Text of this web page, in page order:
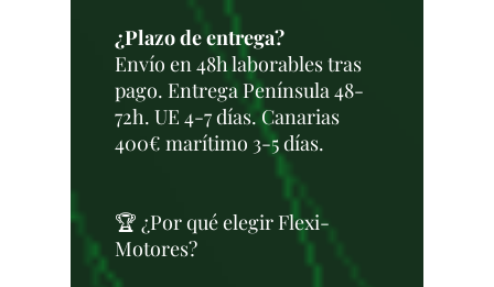
¿Plazo de entrega?
Envío en 48h laborables tras
pago. Entrega Península 48-
72h. UE 4-7 días. Canarias
400€ marítimo 3-5 días.
🏆 ¿Por qué elegir Flexi-
Motores?